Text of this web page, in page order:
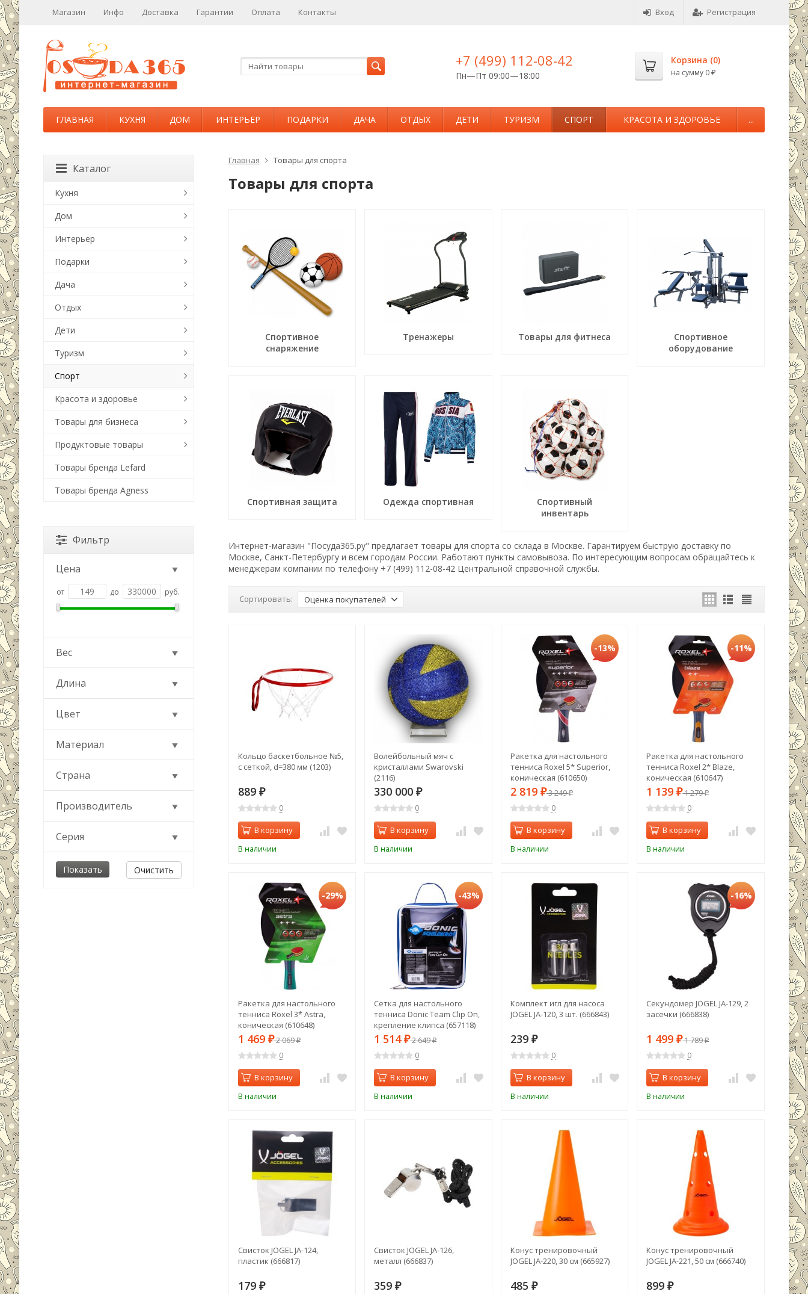
Магазин Инфо Доставка Гарантии Оплата Контакты Вход Регистрация
+7 (499) 112-08-42
Пн—Пт 09:00—18:00
Корзина (0)
на сумму 0 ₽
ГЛАВНАЯ КУХНЯ ДОМ ИНТЕРЬЕР ПОДАРКИ ДАЧА ОТДЫХ ДЕТИ ТУРИЗМ СПОРТ КРАСОТА И ЗДОРОВЬЕ ...
Главная Товары для спорта
Товары для спорта
Спортивное
снаряжение
Тренажеры Товары для фитнеса
Спортивное
оборудование
Спортивная защита Одежда спортивная
Спортивный
инвентарь
Интернет-магазин "Посуда365.ру" предлагает товары для спорта со склада в Москве. Гарантируем быструю доставку по
Москве, Санкт-Петербургу и всем городам России. Работают пункты самовывоза. По интересующим вопросам обращайтесь к
менеджерам компании по телефону +7 (499) 112-08-42 Центральной справочной службы.
Сортировать: Оценка покупателей
Кольцо баскетбольное №5,
с сеткой, d=380 мм (1203)
889 ₽
0
В корзину
В наличии
Волейбольный мяч с
кристаллами Swarovski
(2116)
330 000₽
0
В корзину
В наличии
-13%
Ракетка для настольного
тенниса Roxel 5* Superior,
коническая (610650)
2 819 ₽3 249₽
0
В корзину
В наличии
-11%
Ракетка для настольного
тенниса Roxel 2* Blaze,
коническая (610647)
1 139₽1 279₽
0
В корзину
В наличии
-29%
Ракетка для настольного
тенниса Roxel 3* Astra,
коническая (610648)
1 469 ₽2 069₽
0
В корзину
В наличии
-43%
Сетка для настольного
тенниса Donic Team Clip On,
крепление клипса (657118)
1 514₽2 649₽
0
В корзину
В наличии
Комплект игл для насоса
JOGEL JA-120, 3 шт. (666843)
239 ₽
0
В корзину
В наличии
-16%
Секундомер JOGEL JA-129, 2
засечки (666838)
1 499₽1 789₽
0
В корзину
В наличии
Свисток JOGEL JA-124,
пластик (666817)
179 ₽
Свисток JOGEL JA-126,
металл (666837)
359₽
Конус тренировочный
JOGEL JA-220, 30 см (665927)
485 ₽
Конус тренировочный
JOGEL JA-221, 50 см (666740)
899₽
Каталог
Кухня
Дом
Интерьер
Подарки
Дача
Отдых
Дети
Туризм
Спорт
Красота и здоровье
Товары для бизнеса
Продуктовые товары
Товары бренда Lefard
Товары бренда Agness
Фильтр
Цена
от до руб.
Вес
Длина
Цвет
Материал
Страна
Производитель
Серия
Очистить